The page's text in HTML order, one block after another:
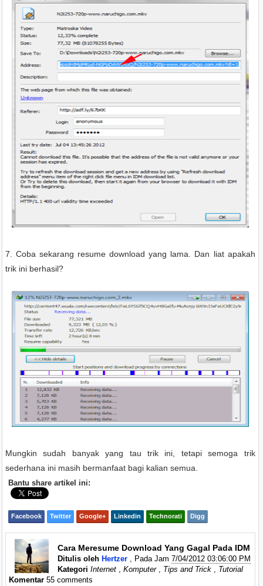
7. Coba sekarang resume download yang lama. Dan liat apakah
trik ini berhasil?
Mungkin sudah banyak yang tau trik ini, tetapi semoga trik
sederhana ini masih bermanfaat bagi kalian semua.
Bantu share artikel ini:
Facebook Twitter Google+ Linkedin Technorati Digg
Cara Meresume Download Yang Gagal Pada IDM
Ditulis oleh Hertzer, Pada Jam 7/04/2012 03:06:00 PM
Kategori Internet, Komputer, Tips and Trick, Tutorial
Komentar 55 comments